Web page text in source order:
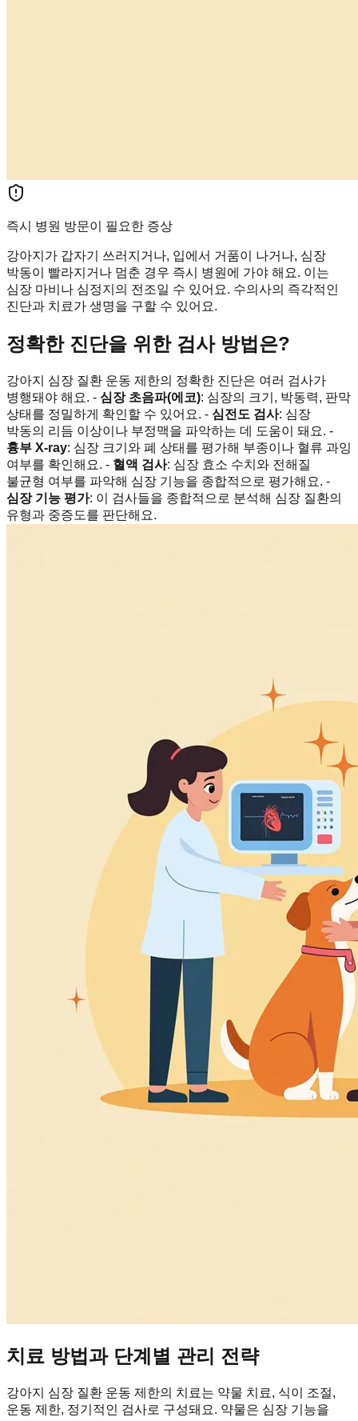
즉시 병원 방문이 필요한 증상
강아지가 갑자기 쓰러지거나, 입에서 거품이 나거나, 심장
박동이 빨라지거나 멈춘 경우 즉시 병원에 가야 해요. 이는
심장 마비나 심정지의 전조일 수 있어요. 수의사의 즉각적인
진단과 치료가 생명을 구할 수 있어요.
정확한 진단을 위한 검사 방법은?
강아지 심장 질환 운동 제한의 정확한 진단은 여러 검사가
병행돼야 해요. - 심장 초음파(에코): 심장의 크기, 박동력, 판막
상태를 정밀하게 확인할 수 있어요. - 심전도 검사: 심장
박동의 리듬 이상이나 부정맥을 파악하는 데 도움이 돼요. -
흉부 X-ray: 심장 크기와 폐 상태를 평가해 부종이나 혈류 과잉
여부를 확인해요. - 혈액 검사: 심장 효소 수치와 전해질
불균형 여부를 파악해 심장 기능을 종합적으로 평가해요. -
심장 기능 평가: 이 검사들을 종합적으로 분석해 심장 질환의
유형과 중증도를 판단해요.
치료 방법과 단계별 관리 전략
강아지 심장 질환 운동 제한의 치료는 약물 치료, 식이 조절,
운동 제한, 정기적인 검사로 구성돼요. 약물은 심장 기능을